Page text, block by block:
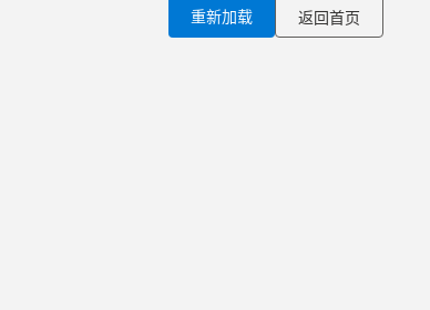
重新加载 返回首页